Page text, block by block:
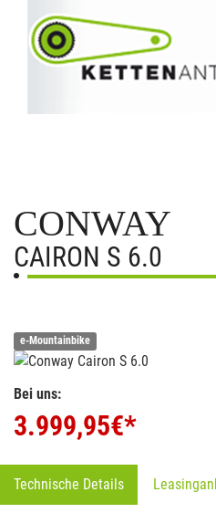
CONWAY
CAIRON S 6.0
e-Mountainbike
Bei uns:
3.999,95€*
Technische Details